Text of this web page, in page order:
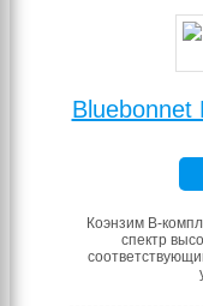
Bluebonnet
Коэнзим B-
спектр